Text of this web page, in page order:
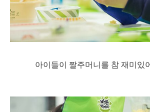
아이들이 짤주머니를 참 재미있